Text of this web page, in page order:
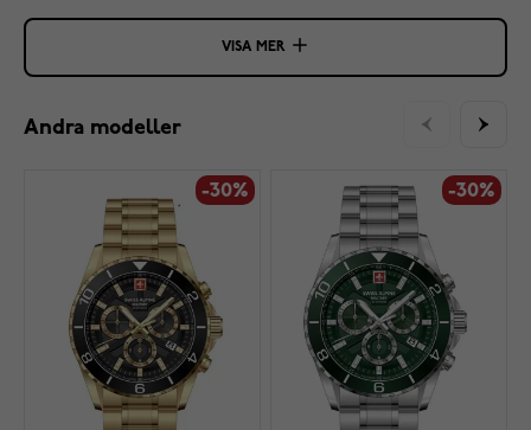
VISA MER
Andra modeller
-30% -30%